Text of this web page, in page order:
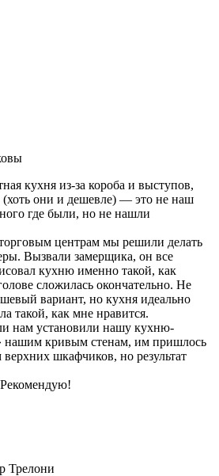
кухня из-за короба и выступов,
(хоть они и дешевле) — это не наш
где были, но не нашли
центрам мы решили делать
Вызвали замерщика, он все
кухню именно такой, как
сложилась окончательно. Не
вариант, но кухня идеально
такой, как мне нравится.
нам установили нашу кухню-
нашим кривым стенам, им пришлось
шкафчиков, но результат
Трелони